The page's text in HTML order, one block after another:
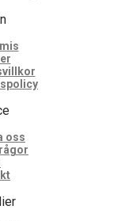
oss